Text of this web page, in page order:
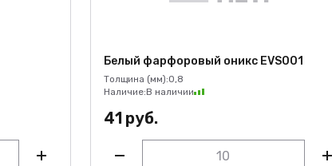
Белый фарфоровый оникс EVS001
Толщина (мм):0,8
Наличие:В наличии
41 руб.